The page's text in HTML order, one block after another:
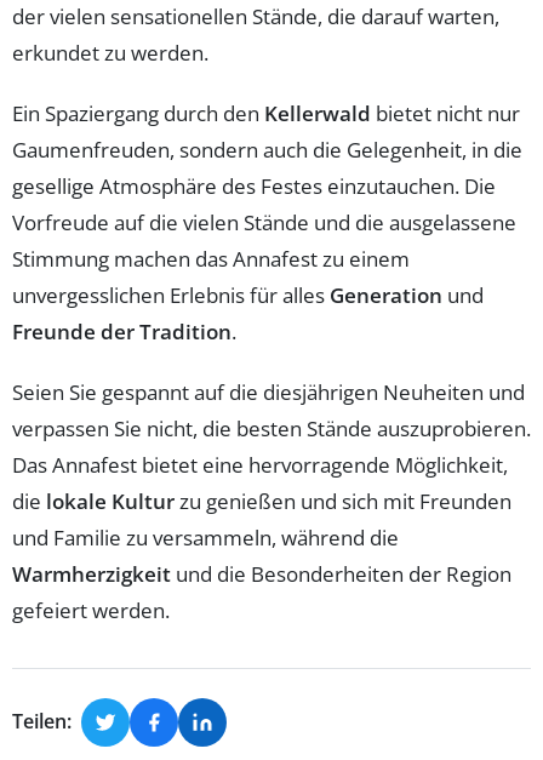
der vielen sensationellen Stände, die darauf warten,
erkundet zu werden.
Ein Spaziergang durch den Kellerwald bietet nicht nur
Gaumenfreuden, sondern auch die Gelegenheit, in die
gesellige Atmosphäre des Festes einzutauchen. Die
Vorfreude auf die vielen Stände und die ausgelassene
Stimmung machen das Annafest zu einem
unvergesslichen Erlebnis für alles Generation und
Freunde der Tradition.
Seien Sie gespannt auf die diesjährigen Neuheiten und
verpassen Sie nicht, die besten Stände auszuprobieren.
Das Annafest bietet eine hervorragende Möglichkeit,
die lokale Kultur zu genießen und sich mit Freunden
und Familie zu versammeln, während die
Warmherzigkeit und die Besonderheiten der Region
gefeiert werden.
Teilen: